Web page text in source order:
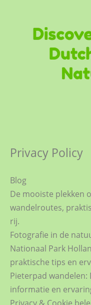
Privacy Policy
Blog
De mooiste plekken
wandelroutes,
rij.
Fotografie in de
Nationaal Park
praktische tips en
Pieterpad wandelen:
informatie en